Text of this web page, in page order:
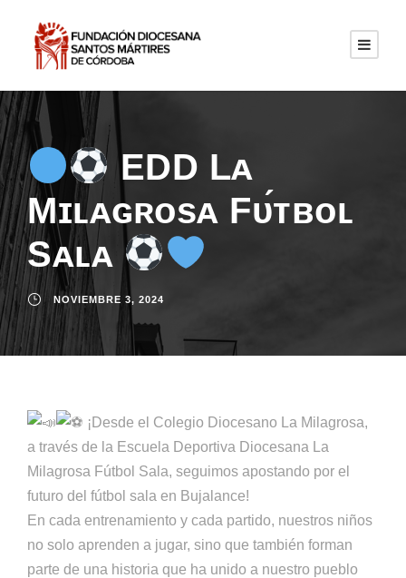
EDD Lᴀ
Mɪʟᴀɢʀᴏsᴀ Fᴜ́ᴛʙᴏʟ
Sᴀʟᴀ
NOVIEMBRE 3, 2024
¡Desde el Colegio Diocesano La Milagrosa,
a través de la Escuela Deportiva Diocesana La
Milagrosa Fútbol Sala, seguimos apostando por el
futuro del fútbol sala en Bujalance!
En cada entrenamiento y cada partido, nuestros niños
no solo aprenden a jugar, sino que también forman
parte de una historia que ha unido a nuestro pueblo